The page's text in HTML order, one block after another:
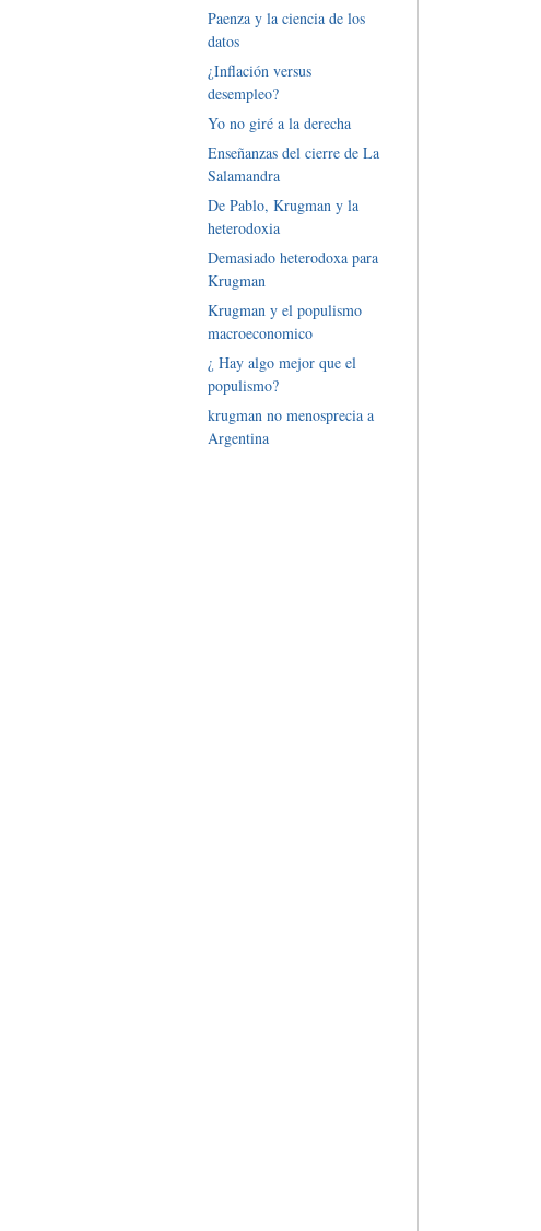
Paenza y la ciencia de los
datos
¿Inflación versus
desempleo?
Yo no giré a la derecha
Enseñanzas del cierre de La
Salamandra
De Pablo, Krugman y la
heterodoxia
Demasiado heterodoxa para
Krugman
Krugman y el populismo
macroeconomico
¿ Hay algo mejor que el
populismo?
krugman no menosprecia a
Argentina